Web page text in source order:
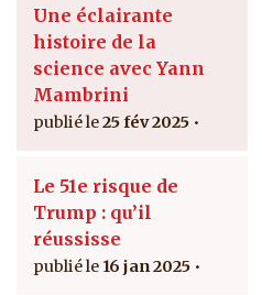
Une éclairante
histoire de la
science avec Yann
Mambrini
25 fév 2025
Le 51e risque de
Trump : qu’il
réussisse
16 jan 2025